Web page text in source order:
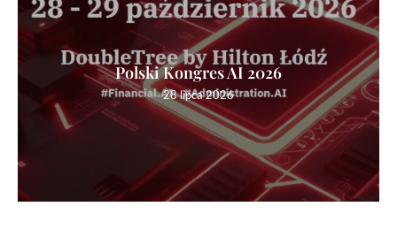
Polski Kongres AI 2026
28 lipca 2026